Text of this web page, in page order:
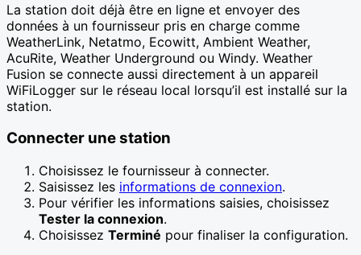
La station doit déjà être en ligne et envoyer des
données à un fournisseur pris en charge comme
WeatherLink, Netatmo, Ecowitt, Ambient Weather,
AcuRite, Weather Underground ou Windy. Weather
Fusion se connecte aussi directement à un appareil
WiFiLogger sur le réseau local lorsqu’il est installé sur la
station.
Connecter une station
Choisissez le fournisseur à connecter.
Saisissez les informations de connexion.
Pour vérifier les informations saisies, choisissez
Tester la connexion.
Choisissez Terminé pour finaliser la configuration.